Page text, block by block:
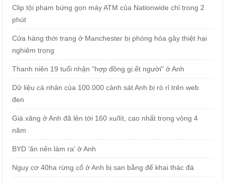
Clip tội phạm bứng gọn máy ATM của Nationwide chỉ trong 2
phút
Cửa hàng thời trang ở Manchester bị phóng hỏa gây thiệt hại
nghiêm trọng
Thanh niên 19 tuổi nhận “hợp đồng gi.ết người" ở Anh
Dữ liệu cá nhân của 100.000 cảnh sát Anh bị rò rỉ trên web
đen
Giá xăng ở Anh đã lên tới 160 xu/lít, cao nhất trong vòng 4
năm
BYD 'ăn nên làm ra' ở Anh
Nguy cơ 40ha rừng cổ ở Anh bị san bằng để khai thác đá